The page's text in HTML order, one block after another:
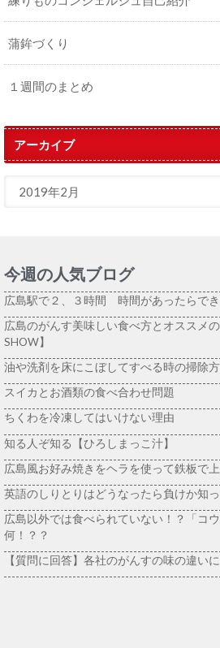
蒲鉾づくり
１週間のまとめ
アーカイブ
今週の人気ブログ
広島駅で２、３時間 時間があったらでき
広島のがんす美味しい食べ方とオススメ
SHOW】
油や洗剤を床にこぼしてすべる時の掃除
スイカとお酒類の食べ合わせ問題
ちくわを冷凍してはいけない理由
知る人ぞ知る【ひろしまっこ汁】
広島風お好み焼きをヘラを使って鉄板で
英語のしりとりはどうなったら負けか知
広島以外では食べられていない！？「コ
何！？？
【質問に回答】各社のがんすの味の違い